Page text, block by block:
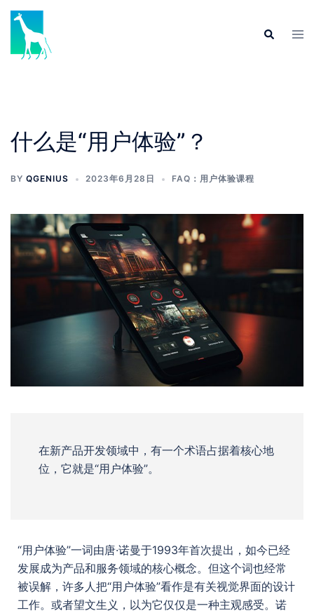
什么是“用户体验”？
BY QGENIUS 2023年6月28日 FAQ：用户体验课程
在新产品开发领域中，有一个术语占据着核心地
位，它就是“用户体验”。
“用户体验”一词由唐·诺曼于1993年首次提出，如今已经
发展成为产品和服务领域的核心概念。但这个词也经常
被误解，许多人把“用户体验”看作是有关视觉界面的设计
工作。或者望文生义，以为它仅仅是一种主观感受。诺